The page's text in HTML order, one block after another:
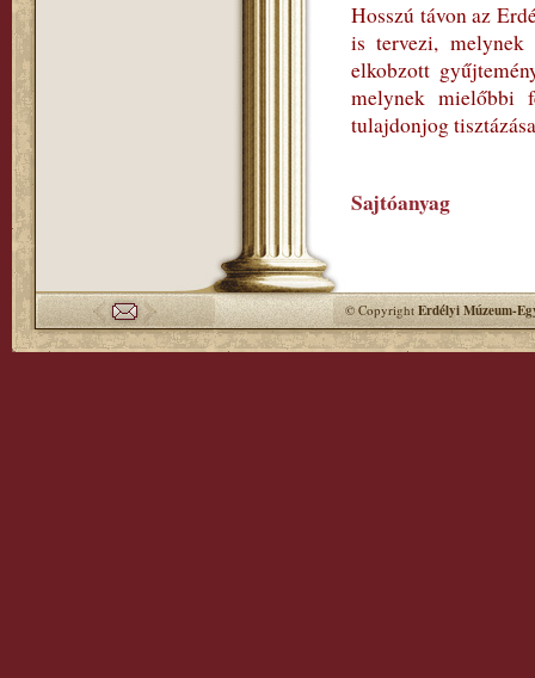
Hosszú távon az
is tervezi, melynek
elkobzott
melynek mielőbbi
tulajdonjog
Sajtóanyag
© CopyrightErdélyi Múzeum-